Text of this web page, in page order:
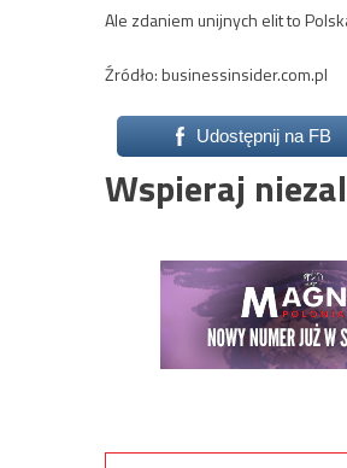
Ale zdaniem unijnych elit to
Źródło: businessinsider.com.pl
Udostępnij na FB
Wspieraj